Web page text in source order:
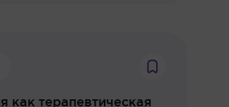
как терапевтическая